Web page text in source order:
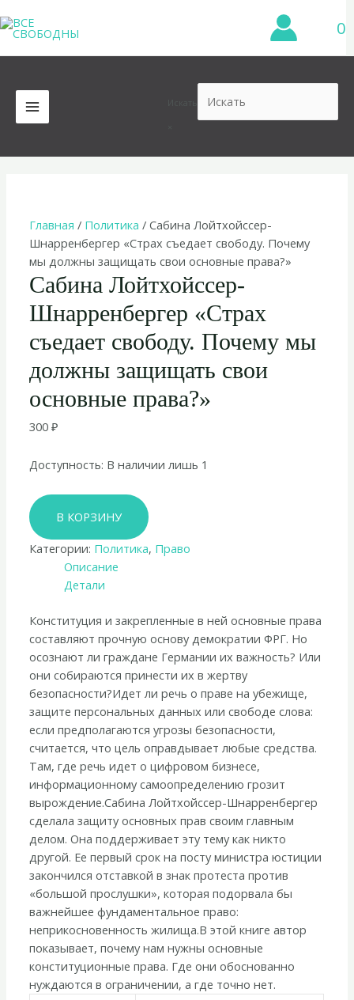
к
содержимому
0
MAIN
MENU
Главная / Политика / Сабина Лойтхойссер-
Шнарренбергер «Страх съедает свободу. Почему
мы должны защищать свои основные права?»
Сабина Лойтхойссер-
Шнарренбергер «Страх
съедает свободу. Почему мы
должны защищать свои
основные права?»
300₽
Доступность: В наличии лишь 1
Количество
товара
Сабина
Лойтхойссер-
Шнарренбергер
«Страх
свободу.
Почему
мы
должны
защищать
свои
основные
права?»
В КОРЗИНУ
Категории: Политика, Право
Описание
Детали
Конституция и закрепленные в ней основные права
составляют прочную основу демократии ФРГ. Но
осознают ли граждане Германии их важность? Или
они собираются принести их в жертву
безопасности?Идет ли речь о праве на убежище,
защите персональных данных или свободе слова:
если предполагаются угрозы безопасности,
считается, что цель оправдывает любые средства.
Там, где речь идет о цифровом бизнесе,
информационному самоопределению грозит
вырождение.Сабина Лойтхойссер-Шнарренбергер
сделала защиту основных прав своим главным
делом. Она поддерживает эту тему как никто
другой. Ее первый срок на посту министра юстиции
закончился отставкой в знак протеста против
«большой прослушки», которая подорвала бы
важнейшее фундаментальное право:
неприкосновенность жилища.В этой книге автор
показывает, почему нам нужны основные
конституционные права. Где они обоснованно
нуждаются в ограничении, а где точно нет.